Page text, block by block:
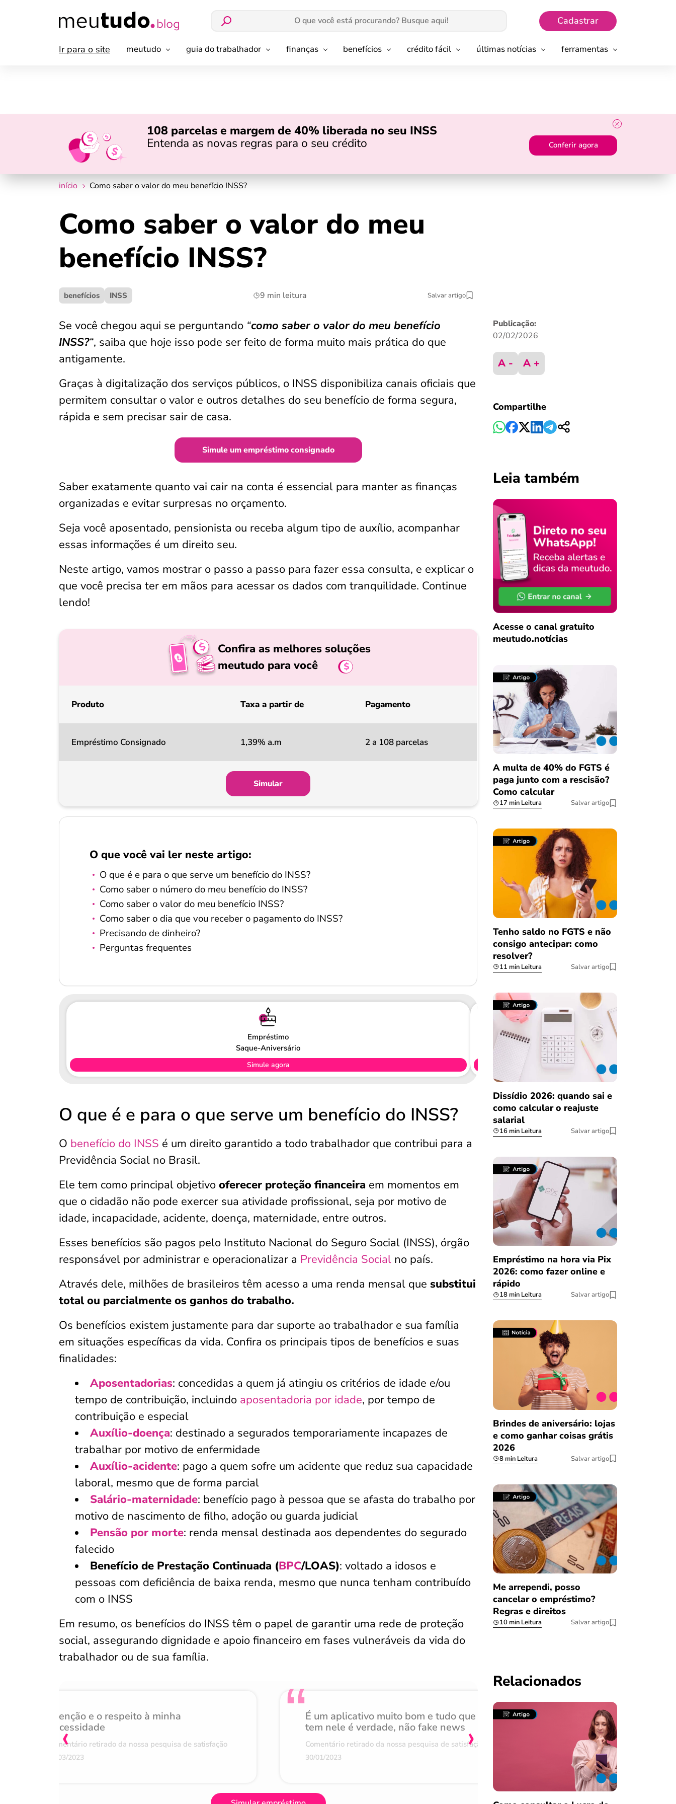
Cadastrar
Ir para o site meutudo guia do trabalhador finanças benefícios crédito fácil últimas notícias ferramentas
108 parcelas e margem de 40% liberada no seu INSS
Entenda as novas regras para o seu crédito
Conferir agora
início Como saber o valor do meu benefício INSS?
Como saber o valor do meu
benefício INSS?
benefícios INSS 9 min leitura Salvar artigo
Se você chegou aqui se perguntando “como saber o valor do meu benefício
INSS?“, saiba que hoje isso pode ser feito de forma muito mais prática do que
antigamente.
Graças à digitalização dos serviços públicos, o INSS disponibiliza canais oficiais que
permitem consultar o valor e outros detalhes do seu benefício de forma segura,
rápida e sem precisar sair de casa.
Simule um empréstimo consignado
Saber exatamente quanto vai cair na conta é essencial para manter as finanças
organizadas e evitar surpresas no orçamento.
Seja você aposentado, pensionista ou receba algum tipo de auxílio, acompanhar
essas informações é um direito seu.
Neste artigo, vamos mostrar o passo a passo para fazer essa consulta, e explicar o
que você precisa ter em mãos para acessar os dados com tranquilidade. Continue
lendo!
Confira as melhores soluções
meutudo para você
Produto Taxa a partir de Pagamento
Empréstimo Consignado 1,39% a.m 2 a 108 parcelas
Simular
O que você vai ler neste artigo:
O que é e para o que serve um benefício do INSS?
Como saber o número do meu benefício do INSS?
Como saber o valor do meu benefício INSS?
Como saber o dia que vou receber o pagamento do INSS?
Precisando de dinheiro?
Perguntas frequentes
Empréstimo
Saque-Aniversário
Simule agora
O que é e para o que serve um benefício do INSS?
O benefício do INSS é um direito garantido a todo trabalhador que contribui para a
Previdência Social no Brasil.
Ele tem como principal objetivo oferecer proteção financeira em momentos em
que o cidadão não pode exercer sua atividade profissional, seja por motivo de
idade, incapacidade, acidente, doença, maternidade, entre outros.
Esses benefícios são pagos pelo Instituto Nacional do Seguro Social (INSS), órgão
responsável por administrar e operacionalizar a Previdência Social no país.
Através dele, milhões de brasileiros têm acesso a uma renda mensal que substitui
total ou parcialmente os ganhos do trabalho.
Os benefícios existem justamente para dar suporte ao trabalhador e sua família
em situações específicas da vida. Confira os principais tipos de benefícios e suas
finalidades:
Aposentadorias: concedidas a quem já atingiu os critérios de idade e/ou
tempo de contribuição, incluindo aposentadoria por idade, por tempo de
contribuição e especial
Auxílio-doença: destinado a segurados temporariamente incapazes de
trabalhar por motivo de enfermidade
Auxílio-acidente: pago a quem sofre um acidente que reduz sua capacidade
laboral, mesmo que de forma parcial
Salário-maternidade: benefício pago à pessoa que se afasta do trabalho por
motivo de nascimento de filho, adoção ou guarda judicial
Pensão por morte: renda mensal destinada aos dependentes do segurado
falecido
Benefício de Prestação Continuada (BPC/LOAS): voltado a idosos e
pessoas com deficiência de baixa renda, mesmo que nunca tenham contribuído
com o INSS
Em resumo, os benefícios do INSS têm o papel de garantir uma rede de proteção
social, assegurando dignidade e apoio financeiro em fases vulneráveis da vida do
trabalhador ou de sua família.
Atenção e o respeito à minha
necessidade
Comentário retirado da nossa pesquisa de satisfação
07/03/2023
É um aplicativo muito bom e tudo que
tem nele é verdade, não fake news
Comentário retirado da nossa pesquisa de satisfação
30/01/2023
Achei muito rápido,
burocracia
Comentário retirado da nossa
08/03/2023
‹ ›
Salvar Ferramenta
Publicação:
02/02/2026
A - A +
Compartilhe
Leia também
Acesse o canal gratuito
meutudo.notícias
A multa de 40% do FGTS é
paga junto com a rescisão?
Como calcular
17 min Leitura Salvar artigo
Tenho saldo no FGTS e não
consigo antecipar: como
resolver?
11 min Leitura Salvar artigo
Dissídio 2026: quando sai e
como calcular o reajuste
salarial
16 min Leitura Salvar artigo
Empréstimo na hora via Pix
2026: como fazer online e
rápido
18 min Leitura Salvar artigo
Brindes de aniversário: lojas
e como ganhar coisas grátis
2026
8 min Leitura Salvar artigo
Me arrependi, posso
cancelar o empréstimo?
Regras e direitos
10 min Leitura Salvar artigo
Relacionados